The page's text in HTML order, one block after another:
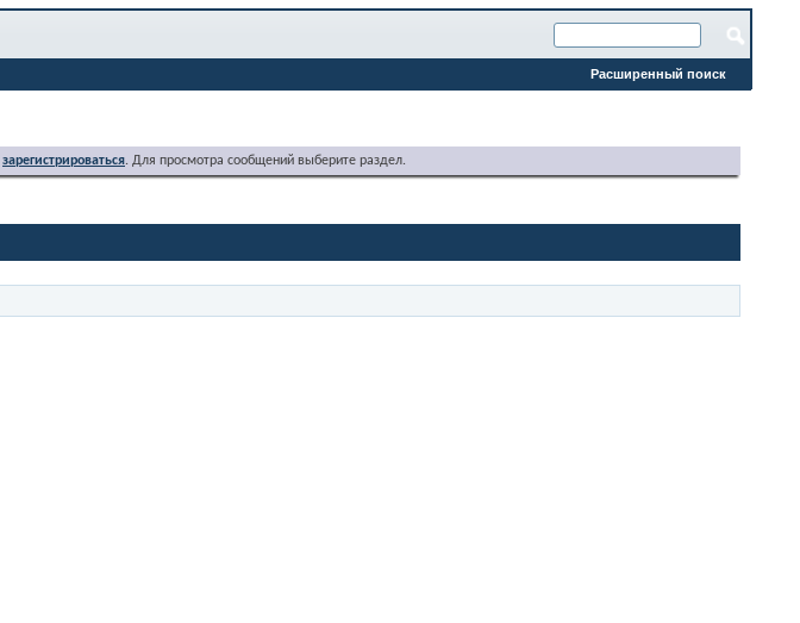
Расширенный поиск
зарегистрироваться. Для просмотра сообщений выберите раздел.